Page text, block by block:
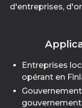
d'entreprises,
Entreprises
opérant en